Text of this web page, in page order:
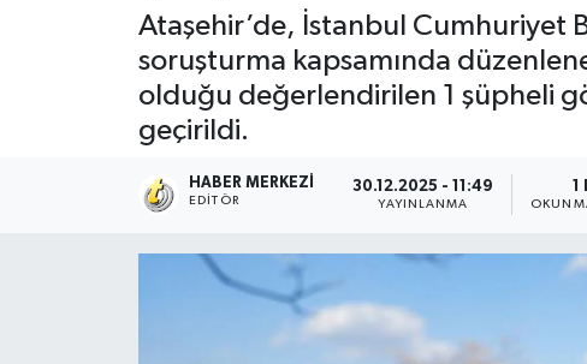
Ataşehir’de, İstanbul Cumhuriyet
soruşturma kapsamında
olduğu değerlendirilen 1 şüpheli
geçirildi.
HABER MERKEZI
EDITÖR
30.12.2025 - 11:49
YAYINLANMA
1
Vefat Edenler